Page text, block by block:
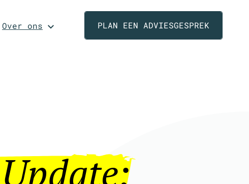
Over ons PLAN EEN ADVIESGESPREK